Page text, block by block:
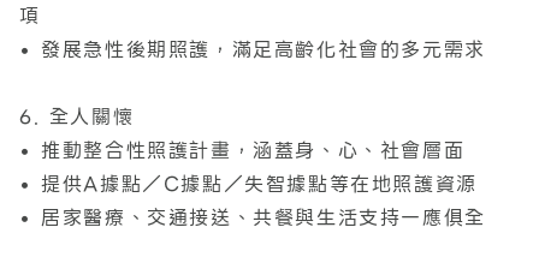
項
• 發展急性後期照護，滿足高齡化社會的多元需求
6. 全人關懷
• 推動整合性照護計畫，涵蓋身、心、社會層面
• 提供A據點／C據點／失智據點等在地照護資源
• 居家醫療、交通接送、共餐與生活支持一應俱全